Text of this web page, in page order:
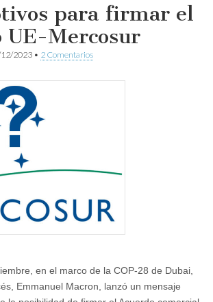
para firmar el
UE-Mercosur
2023 • 2 Comentarios
en el marco de la COP-28 de Dubai,
Emmanuel Macron, lanzó un mensaje